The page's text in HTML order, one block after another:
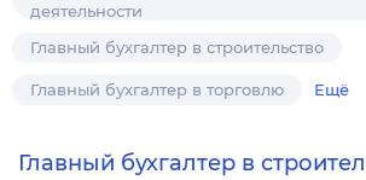
деятельности
Главный бухгалтер в строительство
Главный бухгалтер в торговлю Ещё
Главный бухгалтер в